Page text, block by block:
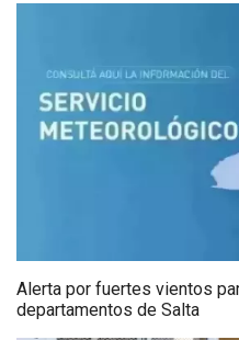
Alerta por fuertes vientos
departamentos de Salta